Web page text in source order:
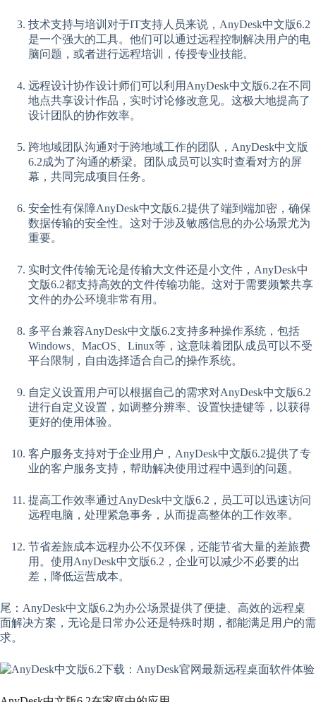
技术支持与培训对于IT支持人员来说，AnyDesk中文版6.2
是一个强大的工具。他们可以通过远程控制解决用户的电
脑问题，或者进行远程培训，传授专业技能。
远程设计协作设计师们可以利用AnyDesk中文版6.2在不同
地点共享设计作品，实时讨论修改意见。这极大地提高了
设计团队的协作效率。
跨地域团队沟通对于跨地域工作的团队，AnyDesk中文版
6.2成为了沟通的桥梁。团队成员可以实时查看对方的屏
幕，共同完成项目任务。
安全性有保障AnyDesk中文版6.2提供了端到端加密，确保
数据传输的安全性。这对于涉及敏感信息的办公场景尤为
重要。
实时文件传输无论是传输大文件还是小文件，AnyDesk中
文版6.2都支持高效的文件传输功能。这对于需要频繁共享
文件的办公环境非常有用。
多平台兼容AnyDesk中文版6.2支持多种操作系统，包括
Windows、MacOS、Linux等，这意味着团队成员可以不受
平台限制，自由选择适合自己的操作系统。
自定义设置用户可以根据自己的需求对AnyDesk中文版6.2
进行自定义设置，如调整分辨率、设置快捷键等，以获得
更好的使用体验。
客户服务支持对于企业用户，AnyDesk中文版6.2提供了专
业的客户服务支持，帮助解决使用过程中遇到的问题。
提高工作效率通过AnyDesk中文版6.2，员工可以迅速访问
远程电脑，处理紧急事务，从而提高整体的工作效率。
节省差旅成本远程办公不仅环保，还能节省大量的差旅费
用。使用AnyDesk中文版6.2，企业可以减少不必要的出
差，降低运营成本。
尾：AnyDesk中文版6.2为办公场景提供了便捷、高效的远程桌
面解决方案，无论是日常办公还是特殊时期，都能满足用户的需
求。